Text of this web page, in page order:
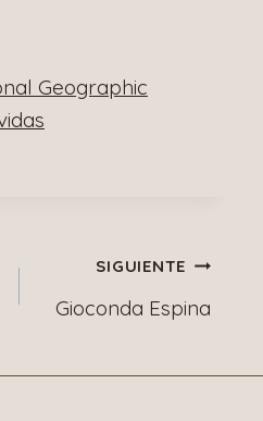
Geographic
SIGUIENTE
Gioconda Espina